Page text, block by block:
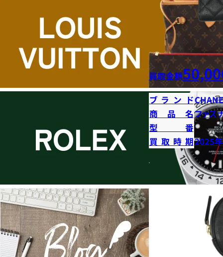
買取金額
ブランド
商品名ファス
型番
買取時期2025